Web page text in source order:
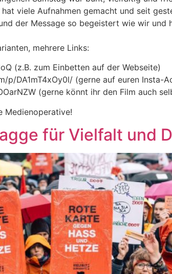
viele Aufnahmen gemacht und seit
der Message so begeistert wie wir
mehrere Links:
(z.B. zum Einbetten auf der Webseite)
p/DA1mT4xOy0l/ (gerne auf euren Insta-
(gerne könnt ihr den Film auch
Medienoperative!
für Vielfalt und